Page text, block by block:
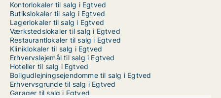
Kontorlokaler til salg i Egtved
Butikslokaler til salg i Egtved
Lagerlokaler til salg i Egtved
Værkstedslokaler til salg i Egtved
Restaurantlokaler til salg i Egtved
Kliniklokaler til salg i Egtved
Erhvervslejemål til salg i Egtved
Hoteller til salg i Egtved
Boligudlejningsejendomme til salg i Egtved
Erhvervsgrunde til salg i Egtved
Garager til salg i Egtved